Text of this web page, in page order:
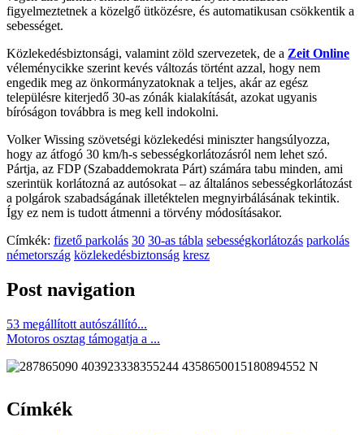
figyelmeztetnek a közelgő ütközésre, és automatikusan csökkentik a
sebességet.
Közlekedésbiztonsági, valamint zöld szervezetek, de a Zeit Online
véleménycikke szerint kevés változás történt azzal, hogy nem
engedik meg az önkormányzatoknak a teljes, akár az egész
településre kiterjedő 30-as zónák kialakítását, azokat ugyanis
bíróságon továbbra is meg kell indokolni.
Volker Wissing szövetségi közlekedési miniszter hangsúlyozza,
hogy az átfogó 30 km/h-s sebességkorlátozásról nem lehet szó.
Pártja, az FDP (Szabaddemokrata Párt) számára tabu minden, ami
szerintük korlátozná az autósokat – az általános sebességkorlátozást
a polgárok szabadságának illetéktelen megnyirbálásának tekintik.
Így ez nem is tudott átmenni a törvény módosításakor.
Címkék: fizető parkolás 30 30-as tábla sebességkorlátozás parkolás
németország közlekedésbiztonság kresz
Post navigation
53 megállított autószállító...
Motoros osztag támogatja a ...
Címkék